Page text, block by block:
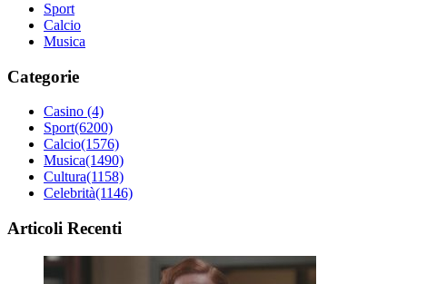
Sport
Calcio
Musica
Categorie
Casino (4)
Sport(6200)
Calcio(1576)
Musica(1490)
Cultura(1158)
Celebrità(1146)
Articoli Recenti